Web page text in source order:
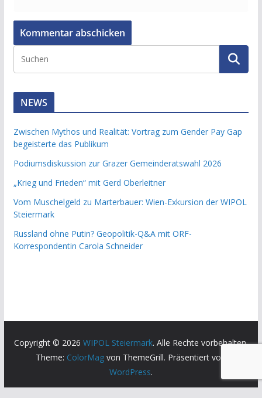
NEWS
Zwischen Mythos und Realität: Vortrag zum Gender Pay Gap
begeisterte das Publikum
Podiumsdiskussion zur Grazer Gemeinderatswahl 2026
„Krieg und Frieden“ mit Gerd Oberleitner
Vom Muschelgeld zu Marterbauer: Wien-Exkursion der WIPOL
Steiermark
Russland ohne Putin? Geopolitik-Q&A mit ORF-
Korrespondentin Carola Schneider
Copyright © 2026 WIPOL Steiermark. Alle Rechte vorbehalten.
Theme: ColorMag von ThemeGrill. Präsentiert von
WordPress.